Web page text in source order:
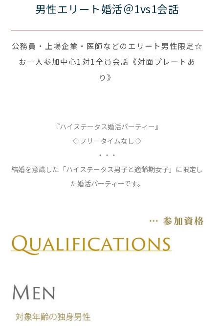
男性エリート婚活＠1vs1会話
公務員・上場企業・医師などのエリート男性限定☆
お一人参加中心1対1全員会話《対面プレートあ
り》
『ハイステータス婚活パーティー』
◇フリータイムなし◇
・・・
結婚を意識した「ハイステータス男子と適齢期女子」に限定し
た婚活パーティーです。